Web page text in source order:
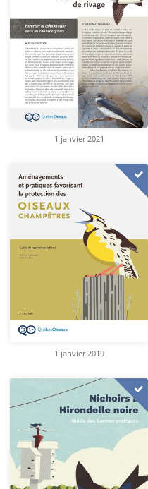
1 janvier 2021
1 janvier 2019